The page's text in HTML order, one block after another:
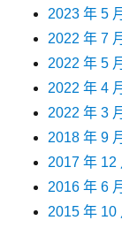
2023 年 5 月
2022 年 7 月
2022 年 5 月
2022 年 4 月
2022 年 3 月
2018 年 9 月
2017 年 12
2016 年 6 月
2015 年 10